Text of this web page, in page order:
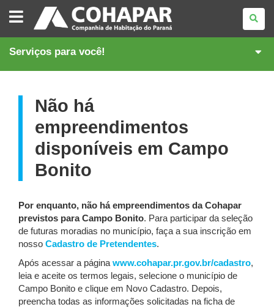
COMPANHIA
DE
HABITAÇÃO
DO
Serviços para você!
Não há
empreendimentos
disponíveis em Campo
Bonito
Por enquanto, não há empreendimentos da Cohapar
previstos para Campo Bonito. Para participar da seleção
de futuras moradias no município, faça a sua inscrição em
nosso Cadastro de Pretendentes.
Após acessar a página www.cohapar.pr.gov.br/cadastro,
leia e aceite os termos legais, selecione o município de
Campo Bonito e clique em Novo Cadastro. Depois,
preencha todas as informações solicitadas na ficha de